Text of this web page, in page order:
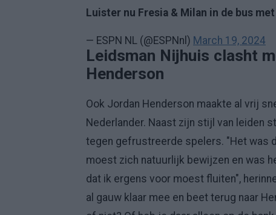
Luister nu Fresia & Milan in de bus
— ESPN NL (@ESPNnl) March 19, 2024
Leidsman Nijhuis clasht
Henderson
Ook Jordan Henderson maakte al vrij
Nederlander. Naast zijn stijl van leiden
tegen gefrustreerde spelers. "Het was
moest zich natuurlijk bewijzen en was
dat ik ergens voor moest fluiten",
al gauw klaar mee en beet terug naar